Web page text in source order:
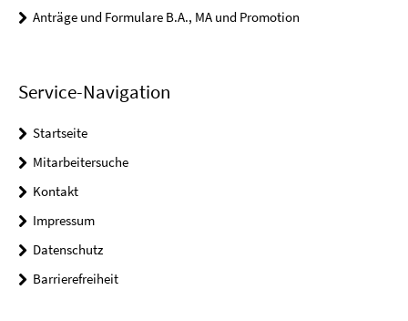
Anträge und Formulare B.A., MA und Promotion
Service-Navigation
Startseite
Mitarbeitersuche
Kontakt
Impressum
Datenschutz
Barrierefreiheit